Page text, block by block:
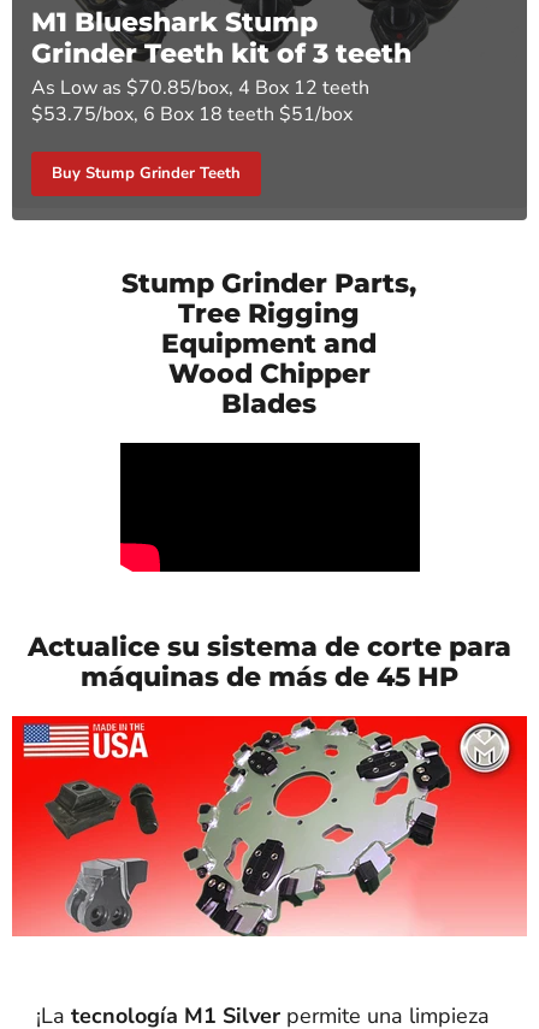
M1 Blueshark Stump
Grinder Teeth kit of 3 teeth
As Low as $70.85/box, 4 Box 12 teeth
$53.75/box, 6 Box 18 teeth $51/box
Buy Stump Grinder Teeth
Stump Grinder Parts,
Tree Rigging
Equipment and
Wood Chipper
Blades
Actualice su sistema de corte para
máquinas de más de 45 HP
¡La tecnología M1 Silver permite una limpieza